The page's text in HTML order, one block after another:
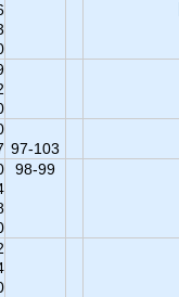
97-103
98-99